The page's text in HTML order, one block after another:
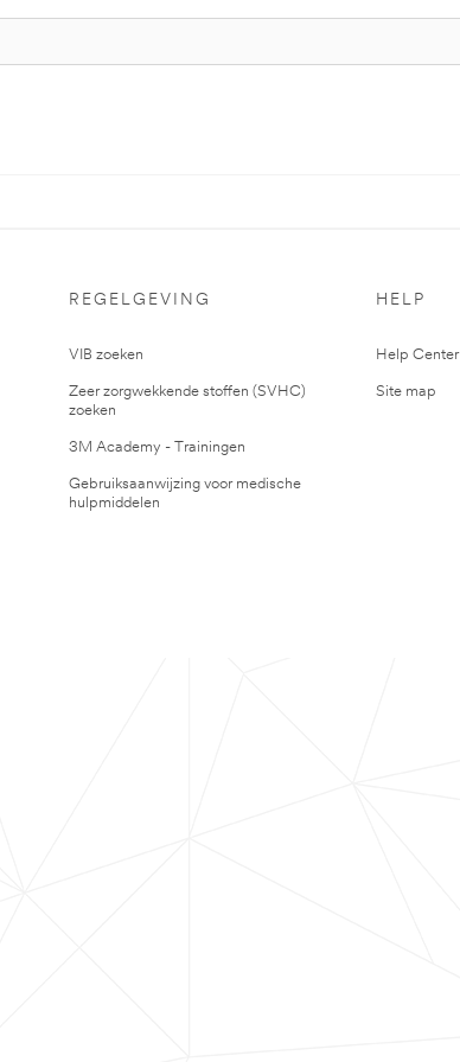
REGELGEVING
VIB zoeken
Zeer zorgwekkende stoffen (SVHC)
zoeken
3M Academy - Trainingen
Gebruiksaanwijzing voor medische
hulpmiddelen
HELP
Help Center
Site map